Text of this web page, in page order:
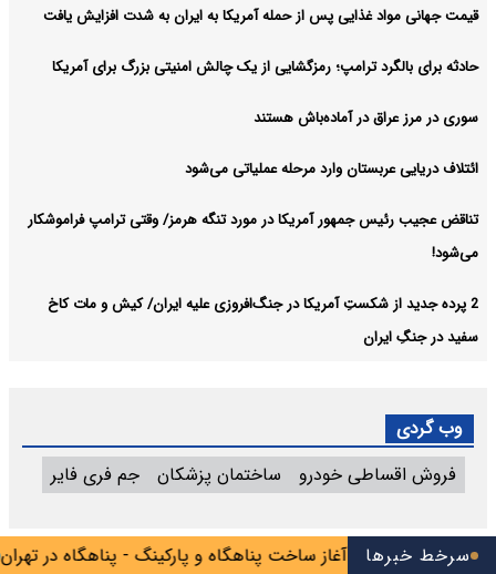
سرخط خبرهاآغاز ساخت پناهگاه و پارکینگ - پناهگاه در تهران پیرانشهر
قیمت جهانی مواد غذایی پس از حمله آمریکا به ایران به شدت افزایش یافت
حادثه برای بالگرد ترامپ؛ رمزگشایی از یک چالش امنیتی بزرگ برای آمریکا
سوری در مرز عراق در آماده‌باش هستند
ائتلاف دریایی عربستان وارد مرحله عملیاتی می‌شود
تناقض عجیب رئیس جمهور آمریکا در مورد تنگه هرمز/ وقتی ترامپ فراموشکار
می‌شود!
2 پرده جدید از شکستِ آمریکا در جنگ‌افروزی علیه ایران/ کیش و مات کاخ
سفید در جنگِ ایران
وب گردی
فروش اقساطی خودرو
ساختمان پزشکان جم فری فایر